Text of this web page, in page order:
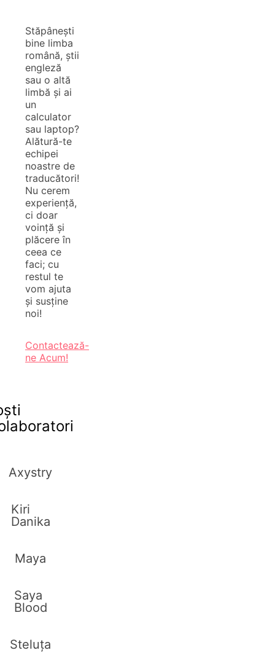
Stăpânești
bine limba
română, știi
engleză
sau o altă
limbă și ai
un
calculator
sau laptop?
Alătură-te
echipei
noastre de
traducători!
Nu cerem
experiență,
ci doar
voință și
plăcere în
ceea ce
faci; cu
restul te
vom ajuta
și susține
noi!
Contactează-
ne Acum!
Axystry
Kiri
Danika
Maya
Saya
Blood
Steluța